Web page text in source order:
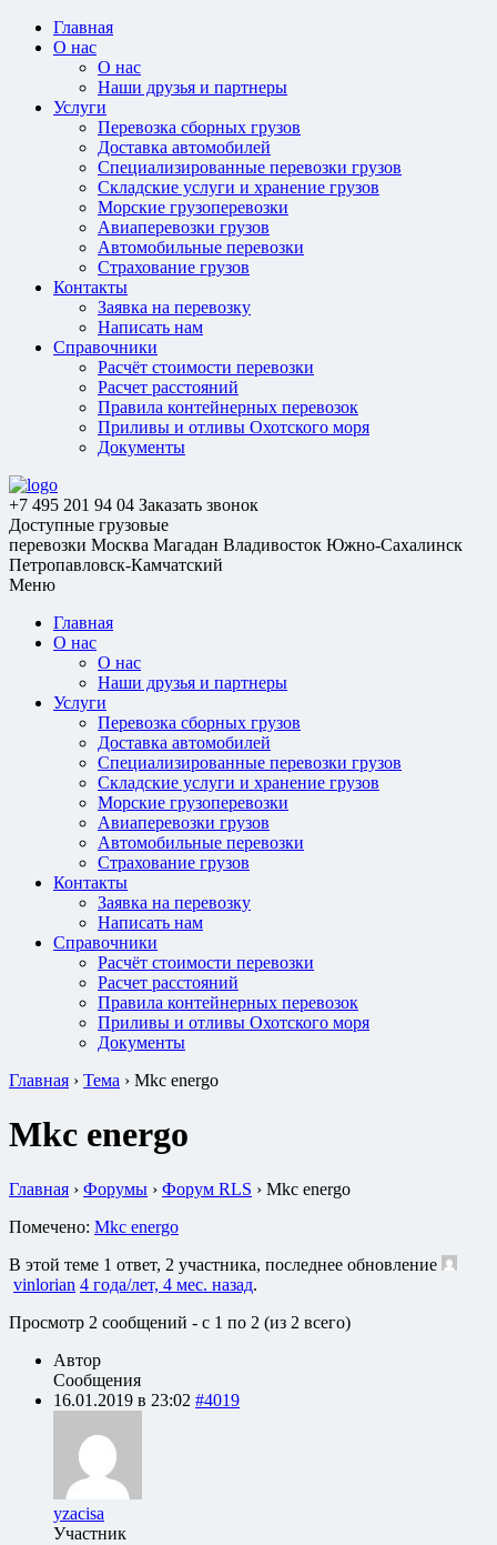
Главная
О нас
О нас
Наши друзья и партнеры
Услуги
Перевозка сборных грузов
Доставка автомобилей
Специализированные перевозки грузов
Складские услуги и хранение грузов
Морские грузоперевозки
Авиаперевозки грузов
Автомобильные перевозки
Страхование грузов
Контакты
Заявка на перевозку
Написать нам
Справочники
Расчёт стоимости перевозки
Расчет расстояний
Правила контейнерных перевозок
Приливы и отливы Охотского моря
Документы
+7 495 201 94 04 Заказать звонок
Доступные грузовые
перевозки Москва Магадан Владивосток Южно-Сахалинск
Петропавловск-Камчатский
Меню
Главная
О нас
О нас
Наши друзья и партнеры
Услуги
Перевозка сборных грузов
Доставка автомобилей
Специализированные перевозки грузов
Складские услуги и хранение грузов
Морские грузоперевозки
Авиаперевозки грузов
Автомобильные перевозки
Страхование грузов
Контакты
Заявка на перевозку
Написать нам
Справочники
Расчёт стоимости перевозки
Расчет расстояний
Правила контейнерных перевозок
Приливы и отливы Охотского моря
Документы
Главная › Тема › Mkc energo
Mkc energo
Главная › Форумы › Форум RLS › Mkc energo
Помечено: Mkc energo
В этой теме 1 ответ, 2 участника, последнее обновление
vinlorian 4 года/лет, 4 мес. назад.
Просмотр 2 сообщений - с 1 по 2 (из 2 всего)
Автор
Сообщения
16.01.2019 в 23:02 #4019
yzacisa
Участник